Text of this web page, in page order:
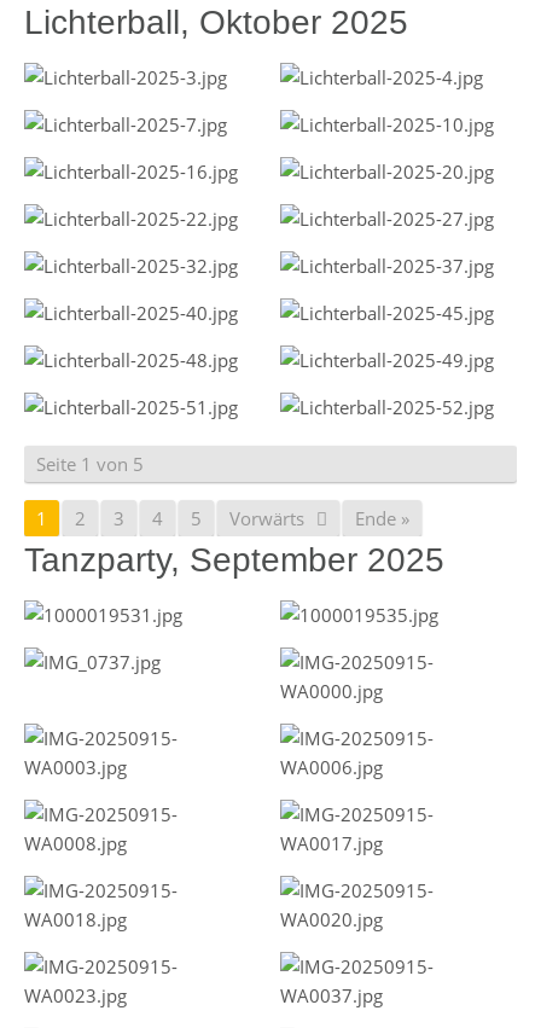
Lichterball, Oktober 2025
Seite 1 von 5
1 2 3 4 5 Vorwärts Ende »
Tanzparty, September 2025